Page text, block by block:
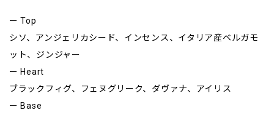
ー Top
シソ、アンジェリカシード、インセンス、イタリア産ベルガモ
ット、ジンジャー
ー Heart
ブラックフィグ、フェヌグリーク、ダヴァナ、アイリス
ー Base